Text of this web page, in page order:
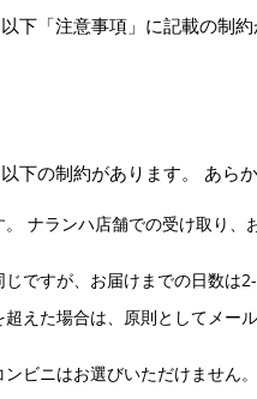
下「注意事項」に記載の制
下の制約があります。 あら
ナランハ店舗での受け取り、
ですが、お届けまでの日数は
えた場合は、原則としてメー
ビニはお選びいただけません。